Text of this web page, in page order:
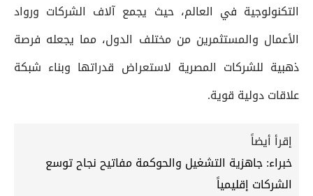
التكنولوجية في العالم، حيث يجمع آلاف الشركات ورواد
الأعمال والمستثمرين من مختلف الدول، مما يجعله فرصة
ذهبية للشركات المصرية لاستعراض قدراتها وبناء شبكة
علاقات دولية قوية.
إقرأ أيضاً
خبراء: جاهزية التشغيل والحوكمة مفاتيح نجاح توسع
الشركات إقليمياً